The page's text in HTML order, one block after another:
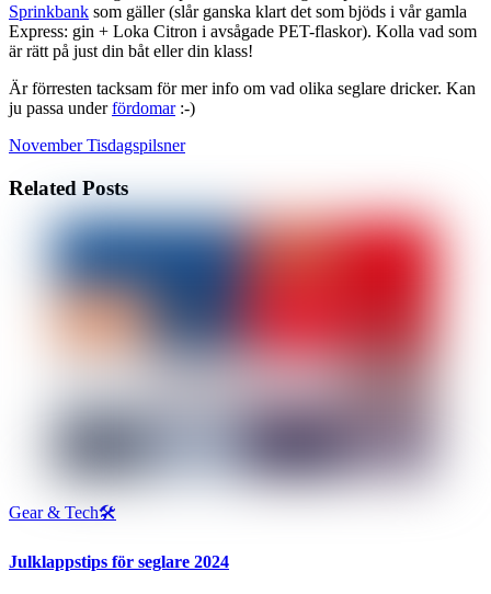
Sprinkbank som gäller (slår ganska klart det som bjöds i vår gamla
Express: gin + Loka Citron i avsågade PET-flaskor). Kolla vad som
är rätt på just din båt eller din klass!
Är förresten tacksam för mer info om vad olika seglare dricker. Kan
ju passa underfördomar:-)
NovemberTisdagspilsner
Related Posts
Gear & Tech🛠
Julklappstips för seglare 2024